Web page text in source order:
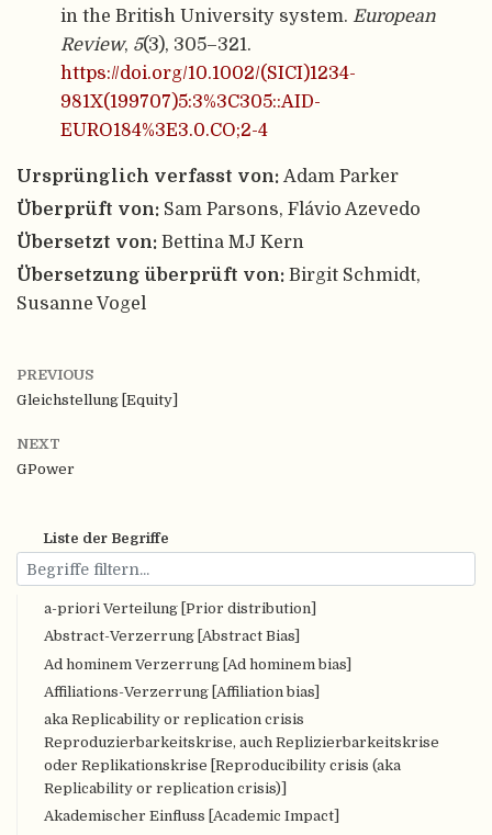
Liste der Begriffe
a-priori Verteilung [Prior distribution]
Abstract-Verzerrung [Abstract Bias]
Ad hominem Verzerrung [Ad hominem bias]
Affiliations-Verzerrung [Affiliation bias]
aka Replicability or replication crisis
Reproduzierbarkeitskrise, auch Replizierbarkeitskrise
oder Replikationskrise [Reproducibility crisis (aka
Replicability or replication crisis)]
Akademischer Einfluss [Academic Impact]
in the British University system. European
Review, 5(3), 305–321.
https://doi.org/10.1002/(SICI)1234-
981X(199707)5:3%3C305::AID-
EURO184%3E3.0.CO;2-4
Ursprünglich verfasst von: Adam Parker
Überprüft von: Sam Parsons, Flávio Azevedo
Übersetzt von: Bettina MJ Kern
Übersetzung überprüft von: Birgit Schmidt,
Susanne Vogel
PREVIOUS
Gleichstellung [Equity]
NEXT
GPower